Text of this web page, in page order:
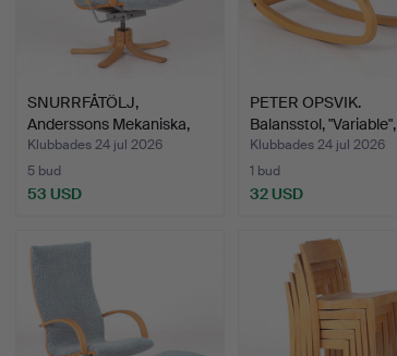
SNURRFÅTÖLJ,
Anderssons Mekaniska,
19/2000…
Klubbades 24 jul 2026
5 bud
53 USD
PETER OPSVIK.
Balansstol, "Variable",
Stok…
Klubbades 24 jul 2026
1 bud
32 USD